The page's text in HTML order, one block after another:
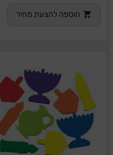
הוספה להצעת מחיר